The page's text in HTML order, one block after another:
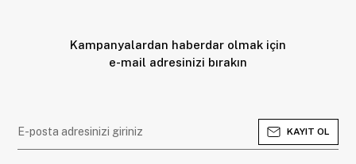
Kampanyalardan haberdar olmak için
e-mail adresinizi bırakın
KAYIT OL